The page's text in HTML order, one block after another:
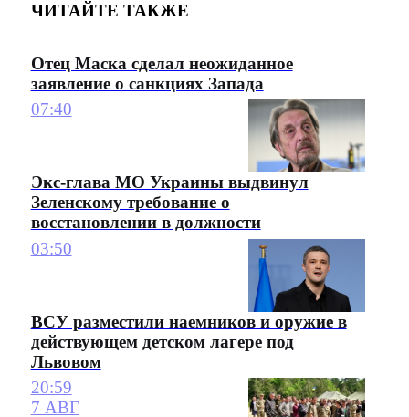
ЧИТАЙТЕ ТАКЖЕ
Отец Маска сделал неожиданное
заявление о санкциях Запада
07:40
Экс-глава МО Украины выдвинул
Зеленскому требование о
восстановлении в должности
03:50
ВСУ разместили наемников и оружие в
действующем детском лагере под
Львовом
20:59
7 АВГ